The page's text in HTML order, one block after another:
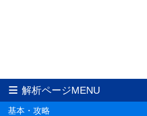
解析ページMENU
基本・攻略